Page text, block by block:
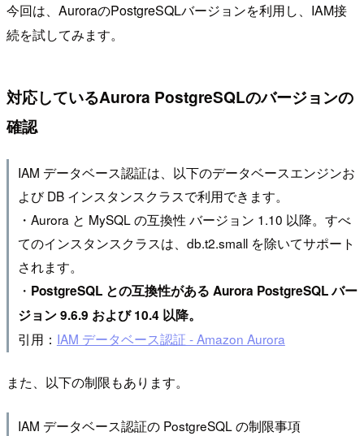
今回は、AuroraのPostgreSQLバージョンを利用し、IAM接
続を試してみます。
対応しているAurora PostgreSQLのバージョンの
確認
IAM データベース認証は、以下のデータベースエンジンお
よび DB インスタンスクラスで利用できます。
・Aurora と MySQL の互換性 バージョン 1.10 以降。すべ
てのインスタンスクラスは、db.t2.small を除いてサポート
されます。
・ PostgreSQL との互換性がある Aurora PostgreSQL バー
ジョン 9.6.9 および 10.4 以降。
引用： IAM データベース認証 - Amazon Aurora
また、以下の制限もあります。
IAM データベース認証の PostgreSQL の制限事項